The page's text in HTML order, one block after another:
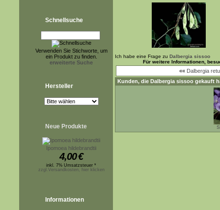
Schnellsuche
Verwenden Sie Stichworte, um
ein Produkt zu finden.
erweiterte Suche
Hersteller
Neue Produkte
Ipomoea hildebrandtii
4,00€
inkl. 7% Umsatzsteuer *
zzgl.Versandkosten, hier klicken
Informationen
Ich habe eine Frage zu Dalbergia sissoo
Für weitere Informationen,
«« Dalbergia
Kunden, die Dalbergia sissoo gekauft